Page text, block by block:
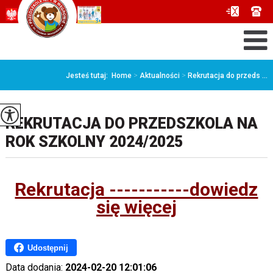
Jesteś tutaj: Home > Aktualności > Rekrutacja do przeds ...
REKRUTACJA DO PRZEDSZKOLA NA
ROK SZKOLNY 2024/2025
Rekrutacja -----------dowiedz
się więcej
Udostępnij
Data dodania: 2024-02-20 12:01:06